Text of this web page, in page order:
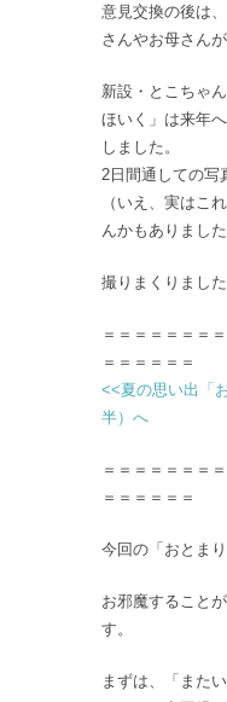
意見交換の後は
さんやお母さん
新設・とこちゃ
ほいく」は来年
しました。
2日間通しての写
（いえ、実はこ
んかもありまし
撮りまくりました
＝＝＝＝＝＝＝
＝＝＝＝＝＝
<<夏の思い出「
半）へ
＝＝＝＝＝＝＝
＝＝＝＝＝＝
今回の「おとまり
お邪魔すること
す。
まずは、「また